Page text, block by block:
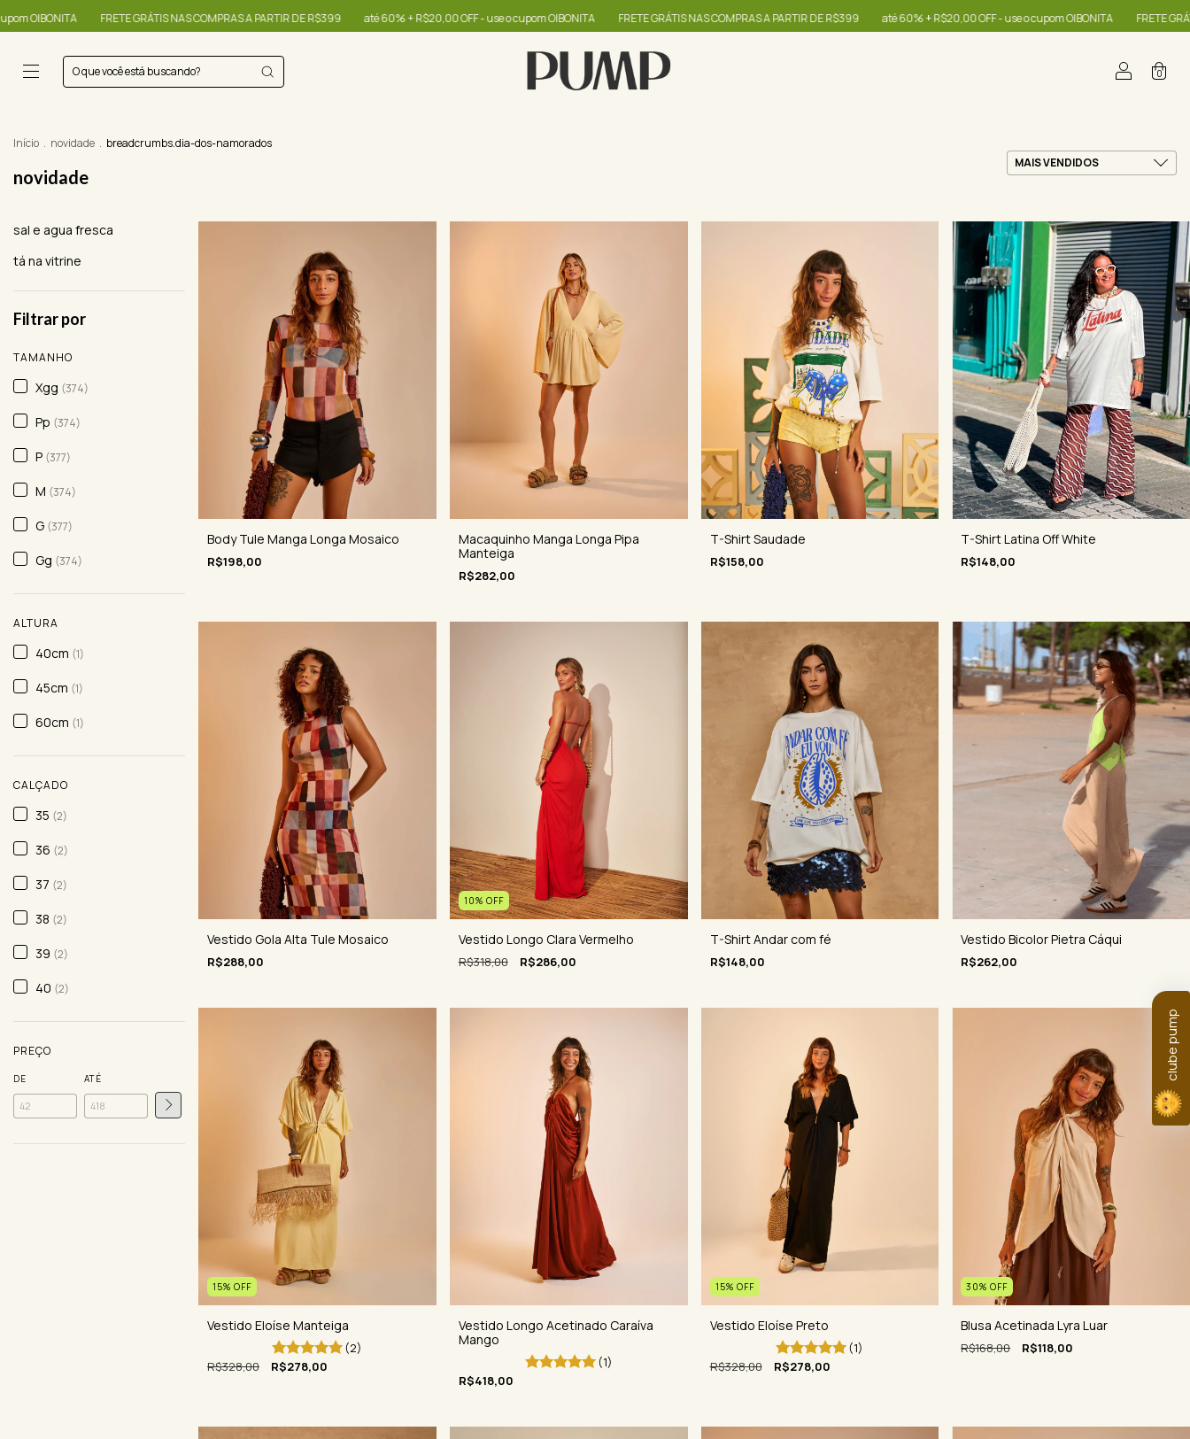
COMPRAS A PARTIR DE R$399 até 60% + R$20,00 OFF - use o cupom OIBONITA FRETE GRÁTIS NAS COMPRAS A PARTIR DE R$399 até 60% + R$20,00 OFF - use o cupom OIBONITA FRETE GRÁTIS NAS COMPRAS A PARTIR DE
0
Início . novidade . breadcrumbs.dia-dos-namorados
novidade
sal e agua fresca
tá na vitrine
Filtrar por
TAMANHO
Xgg (374)
Pp (374)
P (377)
M (374)
G (377)
Gg (374)
ALTURA
40cm (1)
45cm (1)
60cm (1)
CALÇADO
35 (2)
36 (2)
37 (2)
38 (2)
39 (2)
40 (2)
PREÇO
DE ATÉ
Body Tule Manga Longa Mosaico
R$198,00
Macaquinho Manga Longa Pipa
Manteiga
R$282,00
T-Shirt Saudade
R$158,00
T-Shirt Latina Off White
R$148,00
Vestido Gola Alta Tule Mosaico
R$288,00
10% OFF
Vestido Longo Clara Vermelho
R$318,00 R$286,00
T-Shirt Andar com fé
R$148,00
Vestido Bicolor Pietra Cáqui
R$262,00
15% OFF
Vestido Eloíse Manteiga
(2)
R$328,00
R$278,00
Vestido Longo Acetinado Caraíva
Mango
(1)
R$418,00
15% OFF
Vestido Eloíse Preto
(1)
R$328,00
R$278,00
30%OFF
Blusa Acetinada Lyra Luar
R$168,00 R$118,00
clube pump